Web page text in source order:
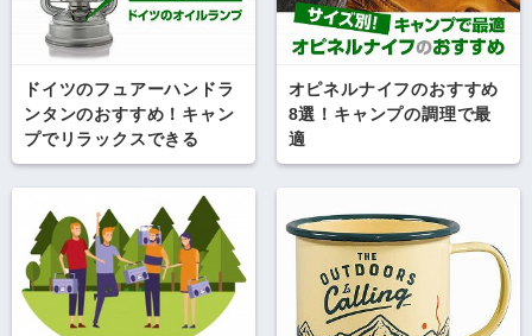
ドイツのフュアーハンドラ
ンタンのおすすめ！キャン
プでリラックスできる
オピネルナイフのおすすめ
8選！キャンプの調理で最
適